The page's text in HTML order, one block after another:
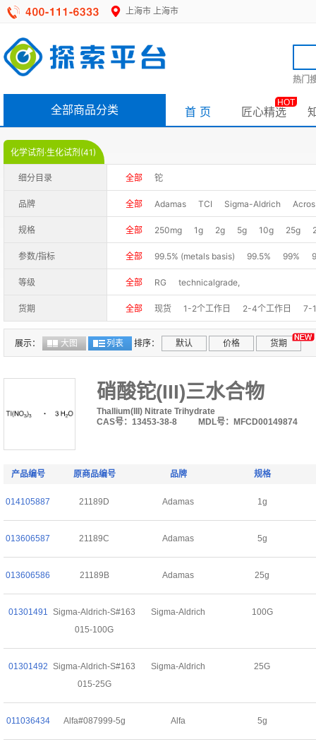
上海市 上海市
热门
全部商品分类 首 页 匠心精选
HOT
化学试剂·生化试剂(41)
细分目录 全部 铊
品牌 全部 Adamas TCI Sigma-Aldrich Acros
规格 全部 250mg 1g 2g 5g 10g 25g
参数/指标 全部 99.5% (metals basis) 99.5% 99%
等级 全部 RG technicalgrade,
货期 全部 现货 1-2个工作日 2-4个工作日 7-
展示： 大图 列表 排序： 默认 价格 货期
硝酸铊(III)三水合物
Thallium(III) Nitrate Trihydrate
CAS号：13453-38-8
MDL号：MFCD00149874
产品编号 原商品编号 品牌 规格
014105887 21189D Adamas 1g
013606587 21189C Adamas 5g
013606586 21189B Adamas 25g
01301491 Sigma-Aldrich-S#163
015-100G
Sigma-Aldrich 100G
01301492 Sigma-Aldrich-S#163
015-25G
Sigma-Aldrich 25G
011036434 Alfa#087999-5g Alfa 5g